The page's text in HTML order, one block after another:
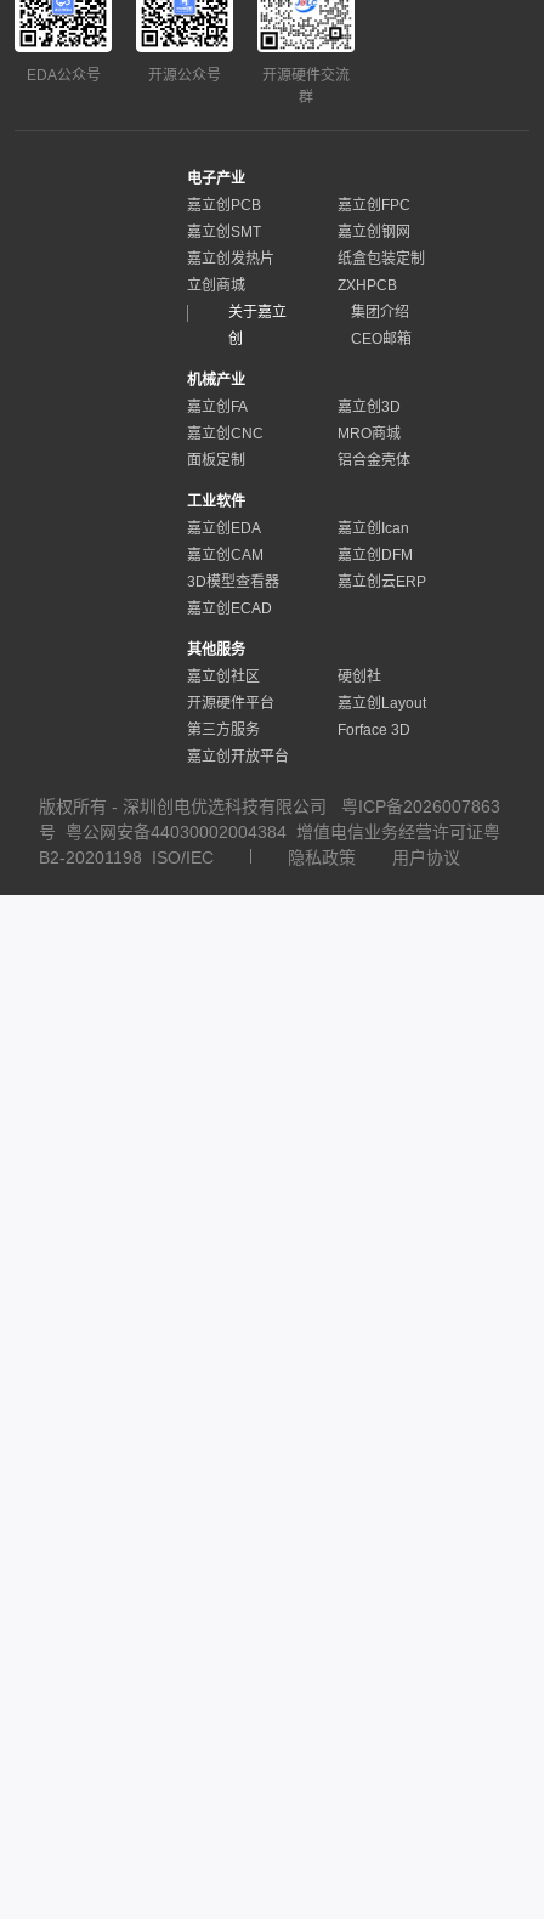
EDA公众号 开源公众号
开源硬件交流
群
电子产业
嘉立创PCB
嘉立创FPC
嘉立创SMT
嘉立创钢网
嘉立创发热片
纸盒包装定制
立创商城
ZXHPCB
关于嘉立
创
集团介绍
CEO邮箱
机械产业
嘉立创FA
嘉立创3D
嘉立创CNC
MRO商城
面板定制
铝合金壳体
工业软件
嘉立创EDA
嘉立创Ican
嘉立创CAM
嘉立创DFM
3D模型查看器
嘉立创云ERP
嘉立创ECAD
其他服务
嘉立创社区
硬创社
开源硬件平台
嘉立创Layout
第三方服务
Forface 3D
嘉立创开放平台
版权所有 - 深圳创电优选科技有限公司
粤ICP备2026007863
号
粤公网安备44030002004384 增值电信业务经营许可证粤
B2-20201198
ISO/IEC 隐私政策 用户协议